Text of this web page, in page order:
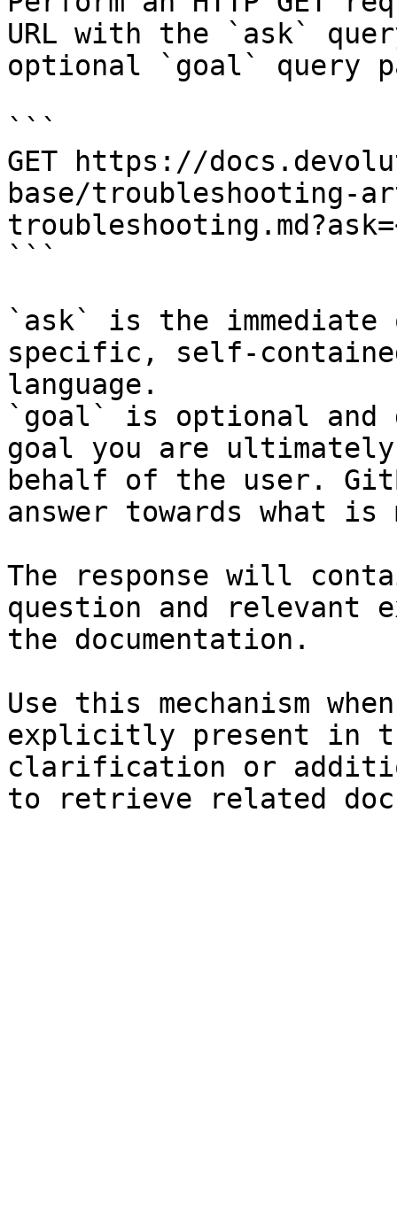
URL with the `ask`
optional `goal` query
```
GET https://
base/troubleshooting-
```
`ask` is the
specific, self-
language.
`goal` is optional and
goal you are
behalf of the user.
answer towards what
The response will
question and relevant
the documentation.
Use this mechanism
explicitly present in
clarification or